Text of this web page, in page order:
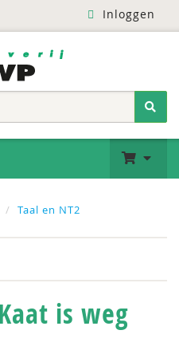
Inloggen
Taal en NT2
is weg